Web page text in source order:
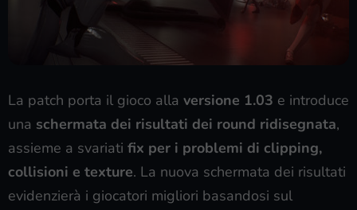
La patch porta il gioco alla versione 1.03 e introduce
una schermata dei risultati dei round ridisegnata,
assieme a svariati fix per i problemi di clipping,
collisioni e texture. La nuova schermata dei risultati
evidenzierà i giocatori migliori basandosi sul